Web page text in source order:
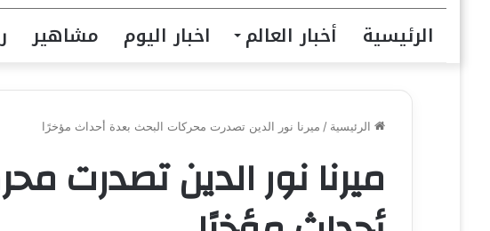
الرئيسية أخبار العالم اخبار اليوم مشاهير
الرئيسية / ميرنا نور الدين تصدرت محركات البحث بعدة أحداث مؤخرًا
ميرنا نور الدين تصدرت